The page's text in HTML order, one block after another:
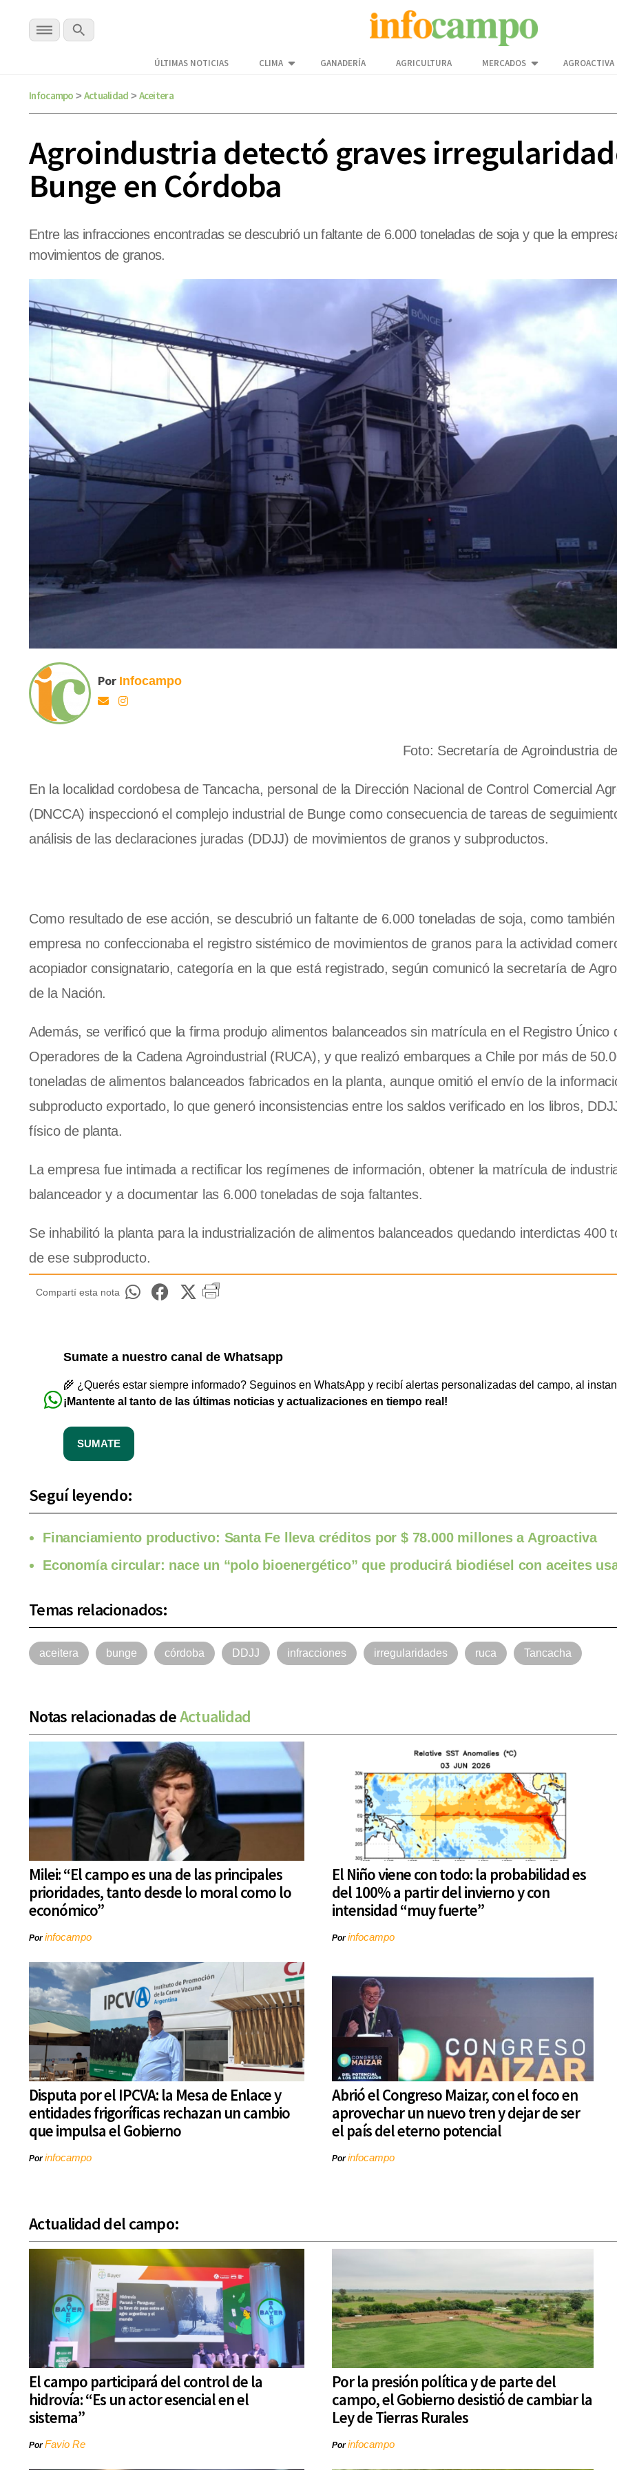
ÚLTIMAS NOTICIAS CLIMA GANADERÍA AGRICULTURA MERCADOS AGROACTIVA
Infocampo > Actualidad > Aceitera
Agroindustria detectó graves
Bunge en Córdoba
Entre las infracciones encontradas se descubrió un faltante de 6.000 toneladas de soja y que la
movimientos de granos.
Por Infocampo
Foto: Secretaría de Agroindustria
En la localidad cordobesa de Tancacha, personal de la Dirección Nacional de Control Comercial
(DNCCA) inspeccionó el complejo industrial de Bunge como consecuencia de tareas de
análisis de las declaraciones juradas (DDJJ) de movimientos de granos y subproductos.
Como resultado de ese acción, se descubrió un faltante de 6.000 toneladas de soja, como
empresa no confeccionaba el registro sistémico de movimientos de granos para la actividad
acopiador consignatario, categoría en la que está registrado, según comunicó la secretaría de
de la Nación.
Además, se verificó que la firma produjo alimentos balanceados sin matrícula en el Registro Único
Operadores de la Cadena Agroindustrial (RUCA), y que realizó embarques a Chile por más de
toneladas de alimentos balanceados fabricados en la planta, aunque omitió el envío de la
subproducto exportado, lo que generó inconsistencias entre los saldos verificado en los libros,
físico de planta.
La empresa fue intimada a rectificar los regímenes de información, obtener la matrícula de
balanceador y a documentar las 6.000 toneladas de soja faltantes.
Se inhabilitó la planta para la industrialización de alimentos balanceados quedando interdictas 400
de ese subproducto.
Compartí esta nota
Sumate a nuestro canal de Whatsapp
🌾 ¿Querés estar siempre informado? Seguinos en WhatsApp y recibí alertas personalizadas del campo, al
¡Mantente al tanto de las últimas noticias y actualizaciones en tiempo real!
SUMATE
Seguí leyendo:
Financiamiento productivo: Santa Fe lleva créditos por $ 78.000 millones a Agroactiva
Economía circular: nace un “polo bioenergético” que producirá biodiésel con aceites
Temas relacionados:
aceitera bunge córdoba DDJJ infracciones irregularidades ruca Tancacha
Notas relacionadas deActualidad
Milei: “El campo es una de las principales
prioridades, tanto desde lo moral como lo
económico”
Porinfocampo
El Niño viene con todo: la probabilidad es
del 100% a partir del invierno y con
intensidad “muy fuerte”
Porinfocampo
Disputa por el IPCVA: la Mesa de Enlace y
entidades frigoríficas rechazan un cambio
que impulsa el Gobierno
Porinfocampo
Abrió el Congreso Maizar, con el foco en
aprovechar un nuevo tren y dejar de ser
el país del eterno potencial
Porinfocampo
Actualidad del campo:
El campo participará del control de la
hidrovía: “Es un actor esencial en el
sistema”
PorFavio Re
Por la presión política y de parte del
campo, el Gobierno desistió de cambiar la
Ley de Tierras Rurales
Porinfocampo